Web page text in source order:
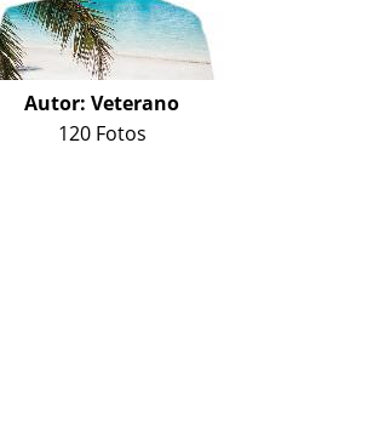
Autor: Veterano
120 Fotos